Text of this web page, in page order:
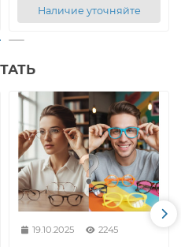
Наличие уточняйте
19.10.2025 2245